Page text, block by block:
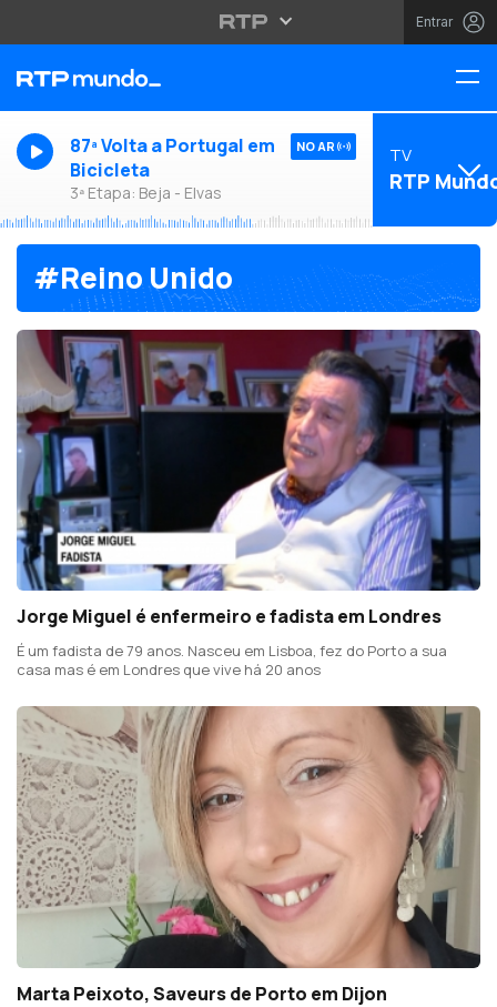
Entrar
87ª Volta a Portugal em
Bicicleta
3ª Etapa: Beja - Elvas
NO AR TV
RTP
#Reino Unido
Jorge Miguel é enfermeiro e fadista em Londres
É um fadista de 79 anos. Nasceu em Lisboa, fez do Porto a sua
casa mas é em Londres que vive há 20 anos
Marta Peixoto, Saveurs de Porto em Dijon